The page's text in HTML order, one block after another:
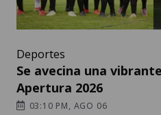
Deportes
Se avecina una
Apertura 2026
03:10 PM, AGO 06